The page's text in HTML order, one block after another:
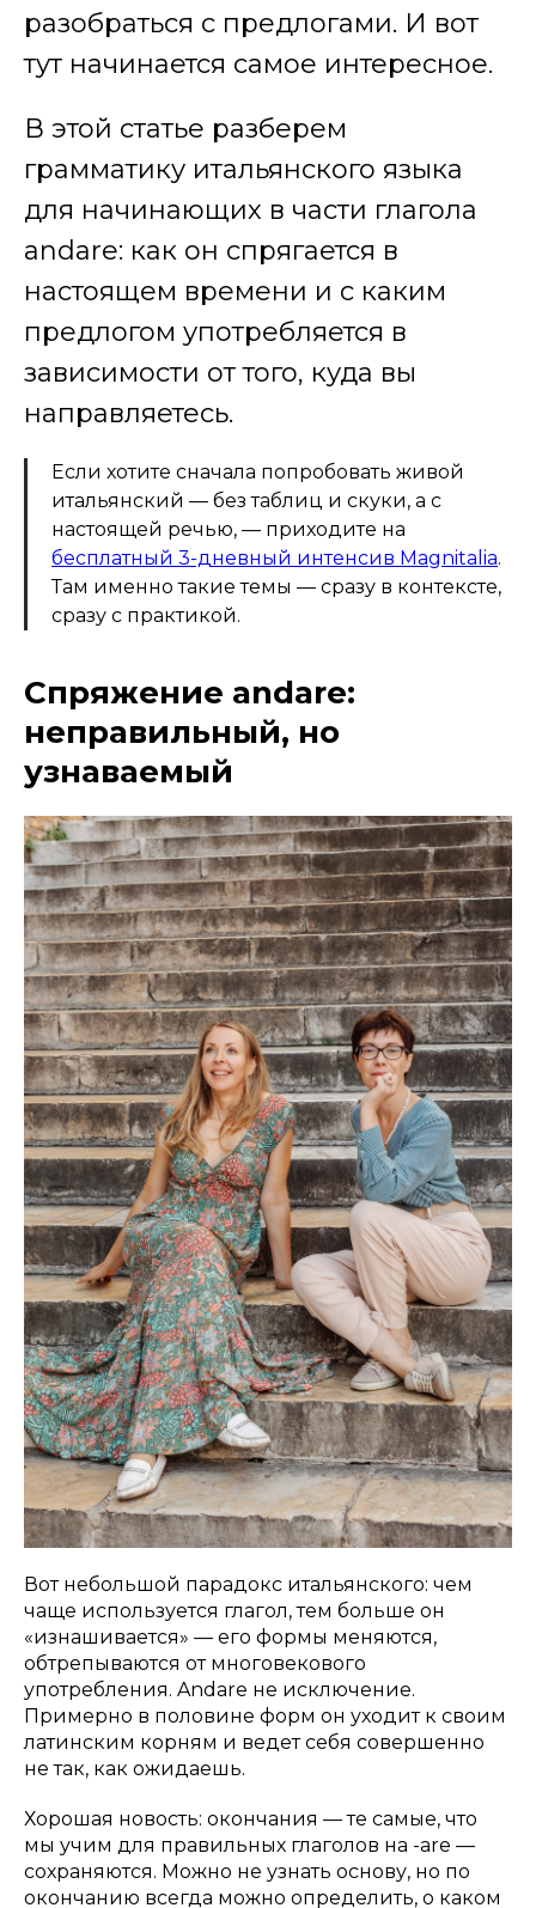
разобраться с предлогами. И вот
тут начинается самое интересное.
В этой статье разберем
грамматику итальянского языка
для начинающих в части глагола
andare: как он спрягается в
настоящем времени и с каким
предлогом употребляется в
зависимости от того, куда вы
направляетесь.
Если хотите сначала попробовать живой
итальянский — без таблиц и скуки, а с
настоящей речью, — приходите на
бесплатный 3-дневный интенсив Magnitalia.
Там именно такие темы — сразу в контексте,
сразу с практикой.
Спряжение andare:
неправильный, но
узнаваемый
Вот небольшой парадокс итальянского: чем
чаще используется глагол, тем больше он
«изнашивается» — его формы меняются,
обтрепываются от многовекового
употребления. Andare не исключение.
Примерно в половине форм он уходит к своим
латинским корням и ведет себя совершенно
не так, как ожидаешь.
Хорошая новость: окончания — те самые, что
мы учим для правильных глаголов на -are —
сохраняются. Можно не узнать основу, но по
окончанию всегда можно определить, о каком